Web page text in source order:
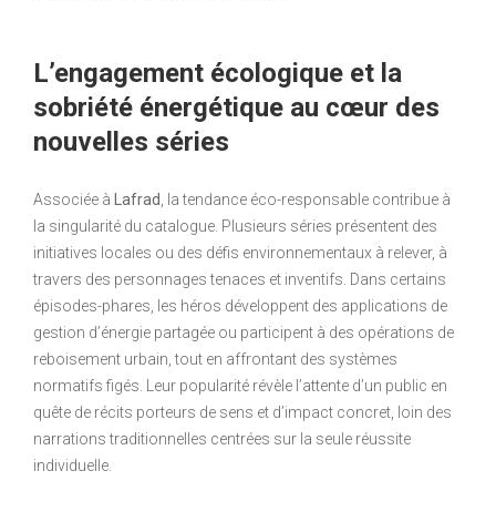
L’engagement écologique et la
sobriété énergétique au cœur des
nouvelles séries
Associée à Lafrad
, la tendance éco-responsable contribue à
la singularité du catalogue. Plusieurs séries présentent des
initiatives locales ou des défis environnementaux à relever, à
travers des personnages tenaces et inventifs. Dans certains
épisodes-phares, les héros développent des applications de
gestion d’énergie partagée ou participent à des opérations de
reboisement urbain, tout en affrontant des systèmes
normatifs figés. Leur popularité révèle l’attente d’un public en
quête de récits porteurs de sens et d’impact concret, loin des
narrations traditionnelles centrées sur la seule réussite
individuelle.